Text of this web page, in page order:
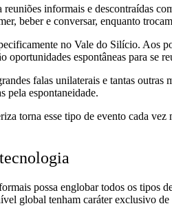
informais e descontraídas
beber e conversar, enquanto
no Vale do Silício. Aos
oportunidades espontâneas para se
falas unilaterais e tantas
pela espontaneidade.
torna esse tipo de evento cada
possa englobar todos os tipos
global tenham caráter exclusivo